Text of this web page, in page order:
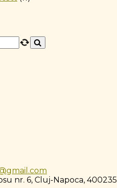
nr. 6, Cluj-Napoca, 400235